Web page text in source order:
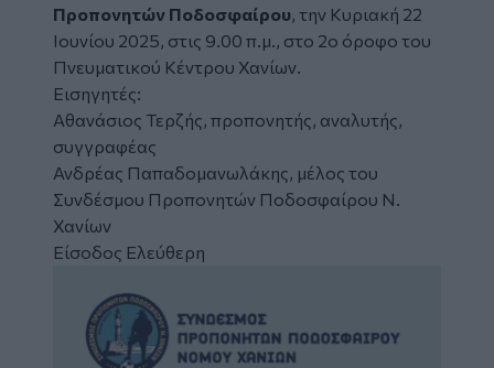
Προπονητών Ποδοσφαίρου, την Κυριακή 22
Ιουνίου 2025, στις 9.00 π.μ., στο 2ο όροφο του
Πνευματικού Κέντρου Χανίων.
Εισηγητές:
Αθανάσιος Τερζής, προπονητής, αναλυτής,
συγγραφέας
Ανδρέας Παπαδομανωλάκης, μέλος του
Συνδέσμου Προπονητών Ποδοσφαίρου Ν.
Χανίων
Είσοδος Ελεύθερη